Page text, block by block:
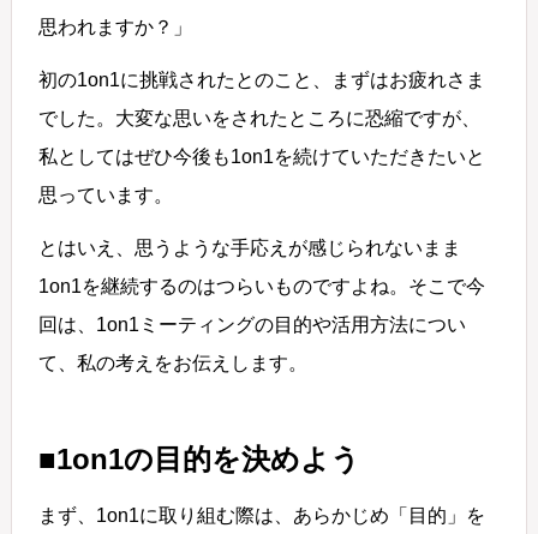
思われますか？」
初の1on1に挑戦されたとのこと、まずはお疲れさま
でした。大変な思いをされたところに恐縮ですが、
私としてはぜひ今後も1on1を続けていただきたいと
思っています。
とはいえ、思うような手応えが感じられないまま
1on1を継続するのはつらいものですよね。そこで今
回は、1on1ミーティングの目的や活用方法につい
て、私の考えをお伝えします。
■1on1の目的を決めよう
まず、1on1に取り組む際は、あらかじめ「目的」を